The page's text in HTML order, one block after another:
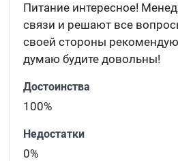
Питание интересное!
связи и решают все
своей стороны
думаю будите довольны!
Достоинства
100%
Недостатки
0%